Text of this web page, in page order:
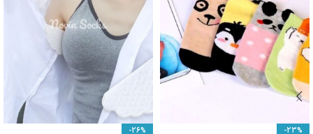
-23%
-26%